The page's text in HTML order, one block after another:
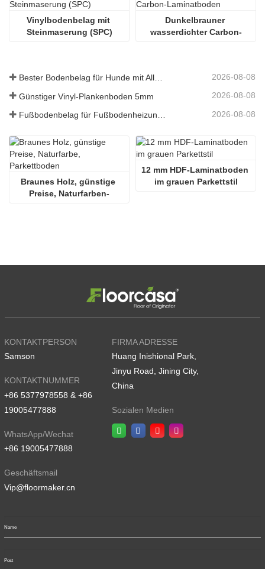
Vinylbodenbelag mit
Steinmaserung (SPC)
Dunkelbrauner
wasserdichter Carbon-
Bester Bodenbelag für Hunde mit Allergien 2026-08-08
Günstiger Vinyl-Plankenboden 5mm 2026-08-08
2026-08-08
Braunes Holz, günstige
Preise, Naturfarben-
12 mm HDF-Laminatboden
im grauen Parkettstil
KONTAKTPERSON
Samson
KONTAKTNUMMER
+86 5377978558 & +86
19005477888
WhatsApp/Wechat
+86 19005477888
Geschäftsmail
Vip@floormaker.cn
FIRMA ADRESSE
Huang Inishional Park,
Jinyu Road, Jining City,
China
Sozialen Medien